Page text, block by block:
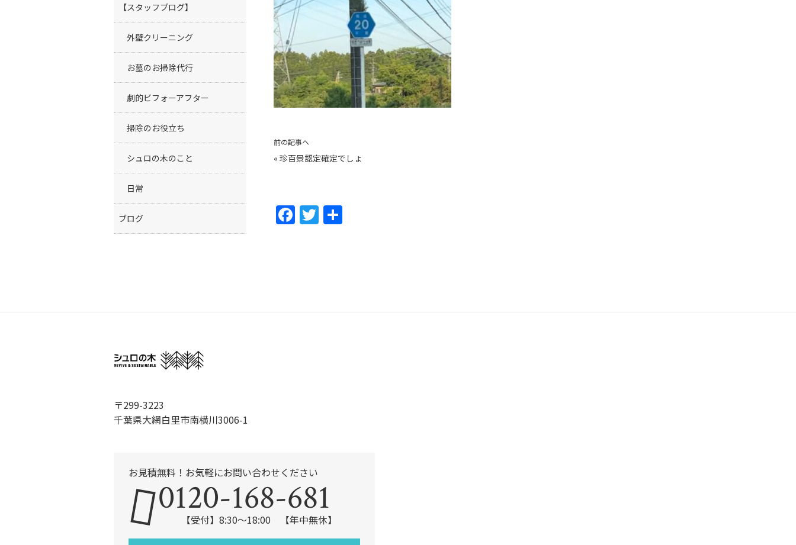
前の記事へ
« 珍百景認定確定でしょ
F T
【スタッフブログ】
外壁クリーニング
お墓のお掃除代行
劇的ビフォーアフター
掃除のお役立ち
シュロの木のこと
日常
ブログ
〒299-3223
千葉県大網白里市南横川3006-1
お見積無料！お気軽にお問い合わせください
0120-168-681
【受付】8:30～18:00 【年中無休】